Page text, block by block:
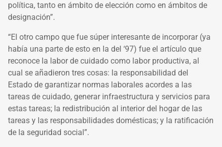
política, tanto en ámbito de elección como en ámbitos de
designación”.
“El otro campo que fue súper interesante de incorporar (ya
había una parte de esto en la del ‘97) fue el artículo que
reconoce la labor de cuidado como labor productiva, al
cual se añadieron tres cosas: la responsabilidad del
Estado de garantizar normas laborales acordes a las
tareas de cuidado, generar infraestructura y servicios para
estas tareas; la redistribución al interior del hogar de las
tareas y las responsabilidades domésticas; y la ratificación
de la seguridad social”.